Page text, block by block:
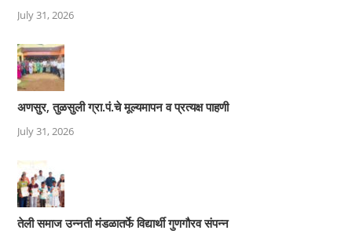
July 31, 2026
अणसुर, तुळसुली ग्रा.पं.चे मूल्यमापन व प्रत्यक्ष पाहणी
July 31, 2026
तेली समाज उन्नती मंडळातर्फे विद्यार्थी गुणगौरव संपन्न